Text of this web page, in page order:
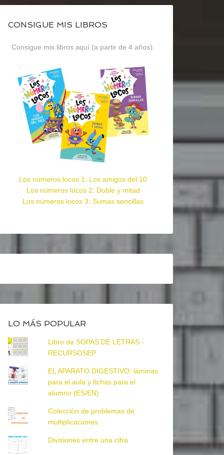
CONSIGUE MIS LIBROS
Consigue mis libros aquí (a partir de 4 años):
Los números locos 1: Los amigos del 10
Los números locos 2: Doble y mitad
Los números locos 3: Sumas sencillas
LO MÁS POPULAR
Libro de SOPAS DE LETRAS -
RECURSOSEP
EL APARATO DIGESTIVO: láminas
para el aula y fichas para el
alumno (ES/EN)
Colección de problemas de
multiplicaciones
Divisiones entre una cifra